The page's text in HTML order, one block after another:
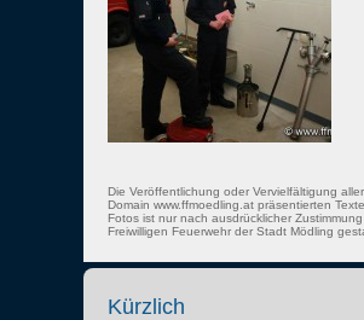
Die Veröffentlichung oder Vervielfältigung
Domain www.ffmoedling.at präsentierten
Fotos ist nur nach ausdrücklicher
Freiwilligen Feuerwehr der Stadt Mödling
Kürzlich